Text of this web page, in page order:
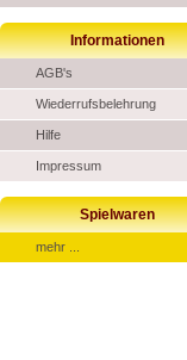
Informationen
AGB's
Wiederrufsbelehrung
Hilfe
Impressum
Spielwaren
mehr ...